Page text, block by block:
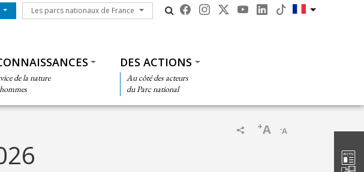
Les parcs nationaux de France
Les parcs nationaux de France
de la nature
DES ACTIONS
Au côté des acteurs
du Parc national
-A
+A